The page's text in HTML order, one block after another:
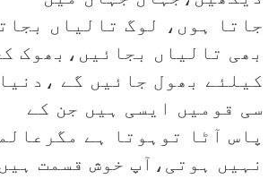
جاتا ہوں، لوگ تالیاں
بھی تالیاں بجائیں،بھوک
کیلئے بھول جائیں گے
سی قومیں ایسی ہیں جن کے
پاس آٹا توہوتا ہے
نہیں ہوتی،آپ خوش قسمت